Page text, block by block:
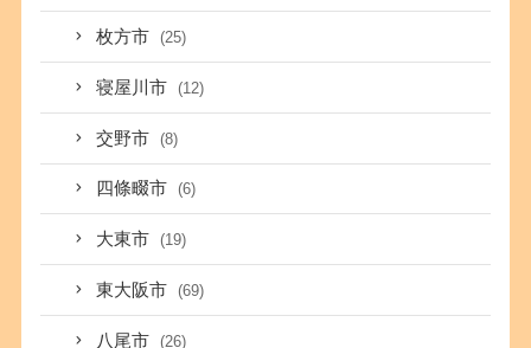
枚方市 (25)
寝屋川市 (12)
交野市 (8)
四條畷市 (6)
大東市 (19)
東大阪市 (69)
八尾市 (26)